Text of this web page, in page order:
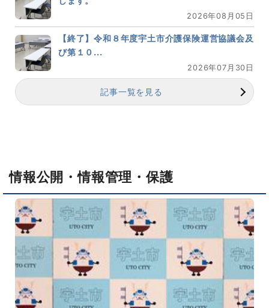
2026年08月05日
【終了】令和８年度宇土市介護保険運営協議会及
び第１０...
2026年07月30日
記事一覧を見る
情報公開・情報管理・保護